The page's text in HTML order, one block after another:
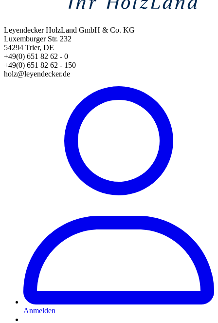
Leyendecker HolzLand GmbH & Co. KG
Luxemburger Str. 232
54294 Trier, DE
+49(0) 651 82 62 - 0
+49(0) 651 82 62 - 150
holz@leyendecker.de
Anmelden